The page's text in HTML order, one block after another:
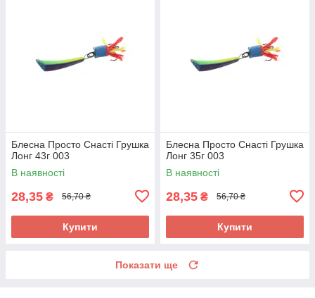
Блесна Просто Снасті Грушка
Лонг 43г 003
В наявності
28,35 ₴ 56,70 ₴
Купити
Блесна Просто Снасті Грушка
Лонг 35г 003
В наявності
28,35 ₴ 56,70 ₴
Купити
Показати ще